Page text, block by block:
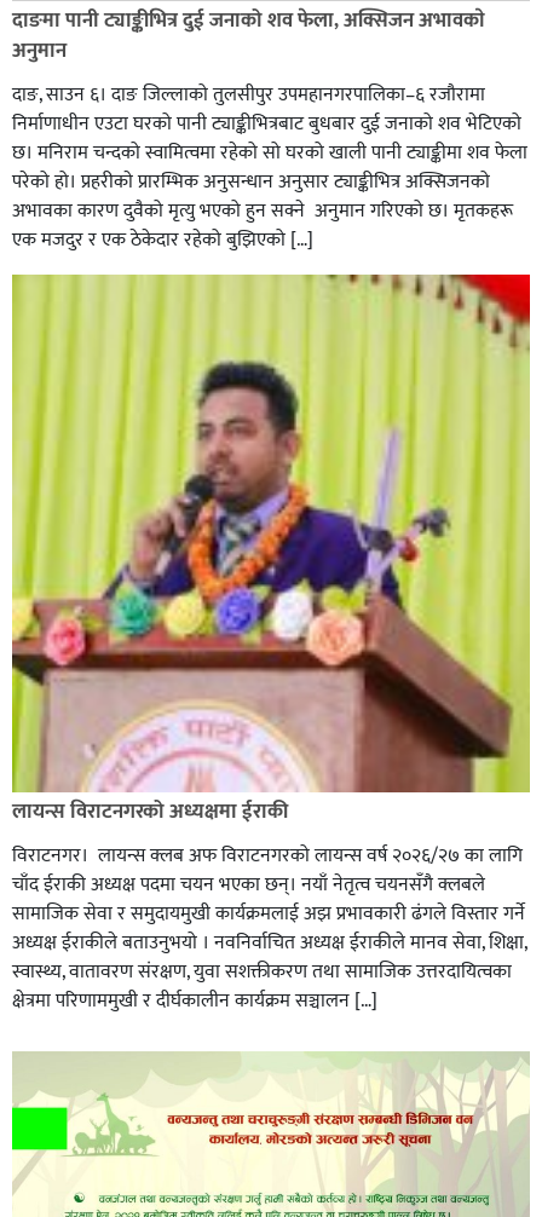
दाङमा पानी ट्याङ्कीभित्र दुई जनाको शव फेला, अक्सिजन अभावकाे
अनुमान
दाङ, साउन ६। दाङ जिल्लाको तुलसीपुर उपमहानगरपालिका–६ रजौरामा
निर्माणाधीन एउटा घरको पानी ट्याङ्कीभित्रबाट बुधबार दुई जनाको शव भेटिएको
छ। मनिराम चन्दको स्वामित्वमा रहेको सो घरको खाली पानी ट्याङ्कीमा शव फेला
परेको हो। प्रहरीकाे प्रारम्भिक अनुसन्धान अनुसार ट्याङ्कीभित्र अक्सिजनको
अभावका कारण दुवैको मृत्यु भएको हुन सक्ने अनुमान गरिएको छ। मृतकहरू
एक मजदुर र एक ठेकेदार रहेको बुझिएको […]
लायन्स विराटनगरको अध्यक्षमा ईराकी
विराटनगर। लायन्स क्लब अफ विराटनगरको लायन्स वर्ष २०२६/२७ का लागि
चाँद ईराकी अध्यक्ष पदमा चयन भएका छन्। नयाँ नेतृत्व चयनसँगै क्लबले
सामाजिक सेवा र समुदायमुखी कार्यक्रमलाई अझ प्रभावकारी ढंगले विस्तार गर्ने
अध्यक्ष ईराकीले बताउनुभयो । नवनिर्वाचित अध्यक्ष ईराकीले मानव सेवा, शिक्षा,
स्वास्थ्य, वातावरण संरक्षण, युवा सशक्तीकरण तथा सामाजिक उत्तरदायित्वका
क्षेत्रमा परिणाममुखी र दीर्घकालीन कार्यक्रम सञ्चालन […]